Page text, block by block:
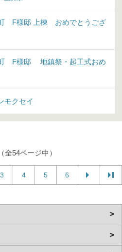
F様邸 上棟 おめでとうござ
F様邸 地鎮祭・起工式おめ
モクセイ
全54ページ中）
3 4 5 6